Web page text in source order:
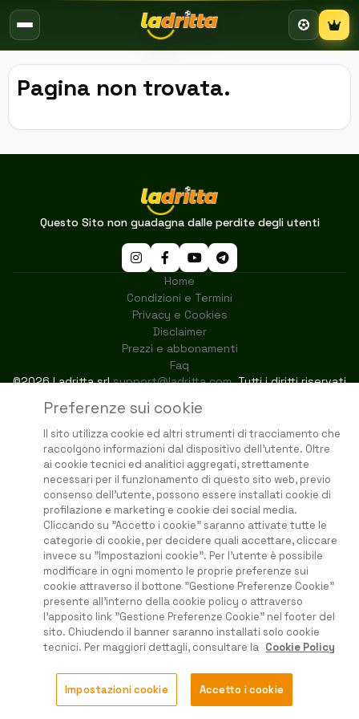
Preferenze sui cookie
Il sito utilizza cookie ed altri strumenti di tracciamento che
raccolgono informazioni dal dispositivo dell'utente. Oltre
ai cookie tecnici ed analitici aggregati, strettamente
necessari per il funzionamento di questo sito web, previo
consenso dell'utente, possono essere installati cookie di
profilazione e marketing e cookie dei social media.
Cliccando su "Accetto i cookie" saranno attivate tutte le
categorie di cookie, per decidere quali accettare, cliccare
invece su "Impostazioni cookie". Per l'utente è possibile
modificare in ogni momento le proprie preferenze sui
cookie attraverso il bottone "Gestione Preferenze Cookie"
presente all'interno della cookie policy o attraverso
l'apposito link "Gestione Preferenze Cookie" nel footer del
sito. Chiudendo il banner saranno installati solo cookie
tecnici. Per maggiori dettagli, consultare la Cookie Policy
Impostazioni cookie Accetto i cookie
Pagina non trovata.
Questo Sito non guadagna dalle perdite degli utenti
Home
Condizioni e Termini
Privacy e Cookies
Disclaimer
Prezzi e abbonamenti
Faq
©2026 Ladritta srlsupport@ladritta.com. Tutti i diritti riservati